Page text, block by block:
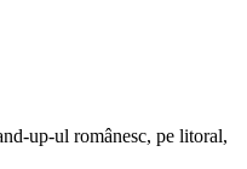
up-ul românesc, pe litoral,